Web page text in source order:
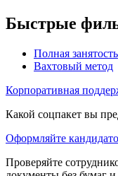
Быстрые
Полная занятость
Вахтовый метод
Корпоративная
Какой соцпакет вы
Оформляйте
Проверяйте